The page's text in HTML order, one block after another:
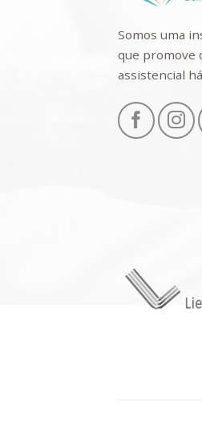
Somos uma
que promove
assistencial